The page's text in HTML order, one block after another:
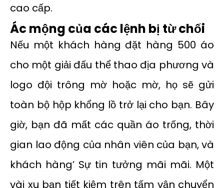
cao cấp.
Ác mộng của các lệnh bị từ chối
Nếu một khách hàng đặt hàng 500 áo
cho một giải đấu thể thao địa phương và
logo đội trông mờ hoặc mờ, họ sẽ gửi
toàn bộ hộp khổng lồ trở lại cho bạn. Bây
giờ, bạn đã mất các quần áo trống, thời
gian lao động của nhân viên của bạn, và
khách hàng’ Sự tin tưởng mãi mãi. Một
vài xu bạn tiết kiệm trên tấm vận chuyển